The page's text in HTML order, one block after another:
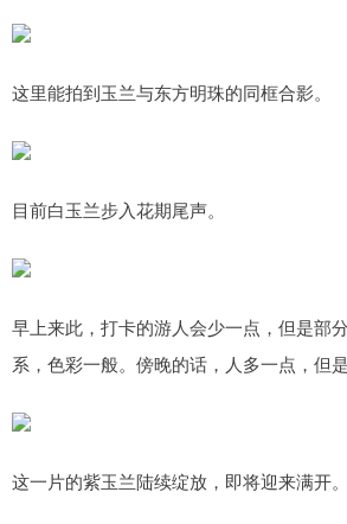
这里能拍到玉兰与东方明珠的同框合影。
目前白玉兰步入花期尾声。
早上来此，打卡的游人会少一点，但是部
系，色彩一般。傍晚的话，人多一点，但
这一片的紫玉兰陆续绽放，即将迎来满开。